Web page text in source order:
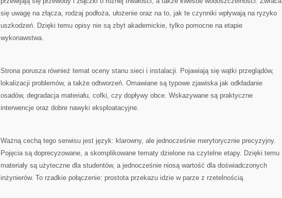
się uwagę na złącza, rodzaj podłoża, ułożenie oraz na to, jak te czynniki wpływają na ryzyko
uszkodzeń. Dzięki temu opisy nie są zbyt akademickie, tylko pomocne na etapie
wykonawstwa.
Strona porusza również temat oceny stanu sieci i instalacji. Pojawiają się wątki przeglądów,
lokalizacji problemów, a także odtworzeń. Omawiane są typowe zjawiska jak odkładanie
osadów, degradacja materiału, cofki, czy dopływy obce. Wskazywane są praktyczne
interwencje oraz dobre nawyki eksploatacyjne.
Ważną cechą tego serwisu jest język: klarowny, ale jednocześnie merytorycznie precyzyjny.
Pojęcia są doprecyzowane, a skomplikowane tematy dzielone na czytelne etapy. Dzięki temu
materiały są użyteczne dla studentów, a jednocześnie niosą wartość dla doświadczonych
inżynierów. To rzadkie połączenie: prostota przekazu idzie w parze z rzetelnością.